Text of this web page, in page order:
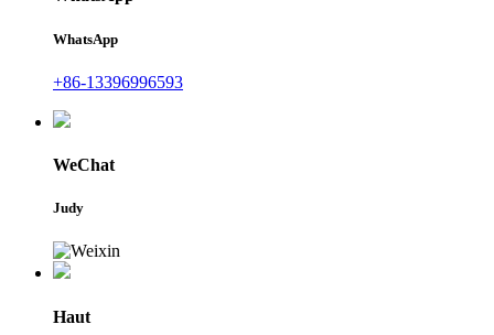
WhatsApp
+86-13396996593
WeChat
Judy
Haut